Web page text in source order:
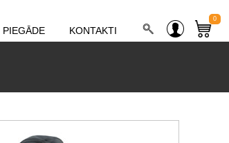
PIEGĀDE KONTAKTI
0